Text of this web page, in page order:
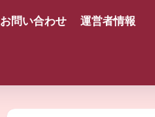
お問い合わせ 運営者情報